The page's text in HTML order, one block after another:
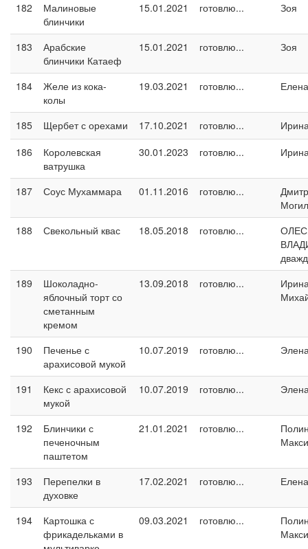
182
Малиновые
блинчики
15.01.2021 готовлю... Зоя
183
Арабские
блинчики Катаеф
15.01.2021 готовлю... Зоя
184
Желе из кока-
колы
19.03.2021 готовлю...
185 Щербет с орехами 17.10.2021 готовлю...
186
Королевская
ватрушка
30.01.2023 готовлю...
187 Соус Мухаммара 01.11.2016 готовлю...
188
Свекольный квас 18.05.2018 готовлю...
189
Шоколадно-
яблочный торт со
сметанным
кремом
13.09.2018 готовлю...
190
Печенье с
арахисовой мукой
10.07.2019 готовлю...
191
Кекс с арахисовой
мукой
10.07.2019 готовлю...
192
Блинчики с
печеночным
паштетом
21.01.2021 готовлю...
193
Перепелки в
духовке
17.02.2021 готовлю...
194
Картошка с
фрикадельками в
09.03.2021 готовлю...